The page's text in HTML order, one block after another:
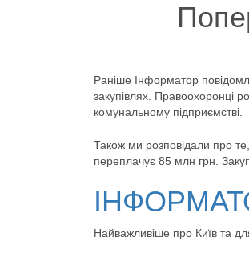
Раніше Інформатор
закупівлях. Правоохоронці
комунальному підприємстві.
Також ми розповідали про
переплачує 85 млн грн.
Найважливіше про Київ та